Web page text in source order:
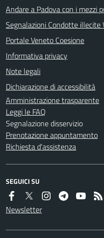
Andare a Padova con i mezzi
Segnalazioni Condotte
Portale Veneto Coesione
Informativa privacy
Note legali
Dichiarazione di accessibilità
Amministrazione trasparente
Leggi le FAQ
Segnalazione disservizio
Prenotazione appuntamento
Richiesta d'assistenza
SEGUICI SU
Newsletter